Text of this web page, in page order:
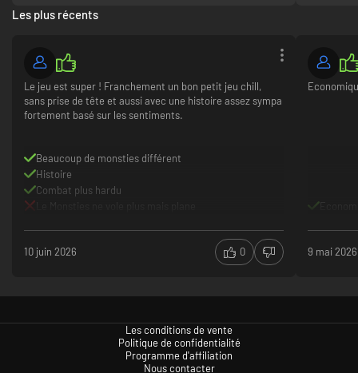
Les plus récents
Le jeu est super ! Franchement un bon petit jeu chill,
sans prise de tête et aussi avec une histoire assez sympa
fortement basé sur les sentiments.
Beaucoup de monsties différent
Histoire
Combat plus hardu
Le Monsties ne vole plus mais plane
10 juin 2026 0 9 mai 2026
Les conditions de vente
Politique de confidentialité
Programme d'affiliation
Nous contacter